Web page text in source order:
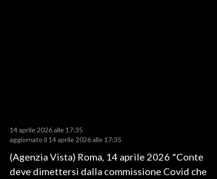
BASKET
MOTORI
14 aprile 2026 alle 17:35
aggiornato il 14 aprile 2026 alle 17:35
(Agenzia Vista) Roma, 14 aprile 2026 "Conte
deve dimettersi dalla commissione Covid che